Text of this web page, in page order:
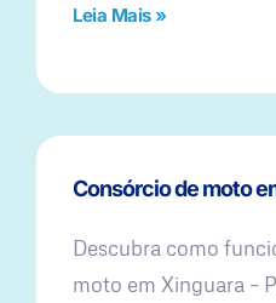
Leia Mais »
Consórcio de moto
Descubra como
moto em Xinguara –